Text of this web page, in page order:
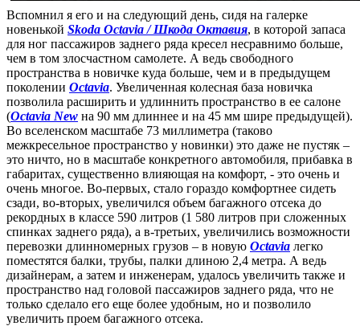
Вспомнил я его и на следующий день, сидя на галерке
новенькой Skoda Octavia / Шкода Октавия, в которой запаса
для ног пассажиров заднего ряда кресел несравнимо больше,
чем в том злосчастном самолете. А ведь свободного
пространства в новичке куда больше, чем и в предыдущем
поколении Octavia. Увеличенная колесная база новичка
позволила расширить и удлиннить пространство в ее салоне
(Octavia New на 90 мм длиннее и на 45 мм шире предыдущей).
Во вселенском масштабе 73 миллиметра (таково
межкресельное пространство у новинки) это даже не пустяк –
это ничто, но в масштабе конкретного автомобиля, прибавка в
габаритах, существенно влияющая на комфорт, - это очень и
очень многое. Во-первых, стало гораздо комфортнее сидеть
сзади, во-вторых, увеличился объем багажного отсека до
рекордных в классе 590 литров (1 580 литров при сложенных
спинках заднего ряда), а в-третьих, увеличились возможности
перевозки длинномерных грузов – в новую Octavia легко
поместятся балки, трубы, палки длиною 2,4 метра. А ведь
дизайнерам, а затем и инженерам, удалось увеличить также и
пространство над головой пассажиров заднего ряда, что не
только сделало его еще более удобным, но и позволило
увеличить проем багажного отсека.